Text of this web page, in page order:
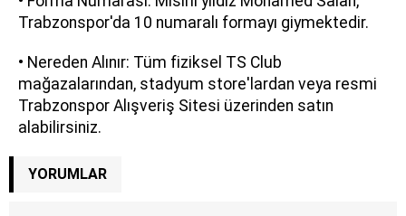
Trabzonspor'da 10 numaralı formayı giymektedir.
• Nereden Alınır: Tüm fiziksel TS Club
mağazalarından, stadyum store'lardan veya resmi
Trabzonspor Alışveriş Sitesi üzerinden satın
alabilirsiniz.
YORUMLAR